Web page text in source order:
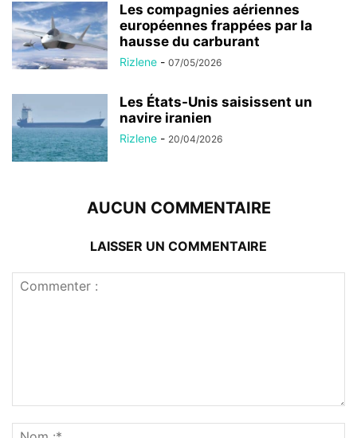
Les compagnies aériennes
européennes frappées par la
hausse du carburant
Rizlene - 07/05/2026
Les États-Unis saisissent un
navire iranien
Rizlene - 20/04/2026
AUCUN COMMENTAIRE
LAISSER UN COMMENTAIRE